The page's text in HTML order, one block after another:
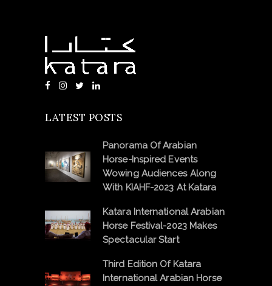
LATEST POSTS
Panorama Of Arabian
Horse-Inspired Events
Wowing Audiences Along
With KIAHF-2023 At Katara
Katara International Arabian
Horse Festival-2023 Makes
Spectacular Start
Third Edition Of Katara
International Arabian Horse